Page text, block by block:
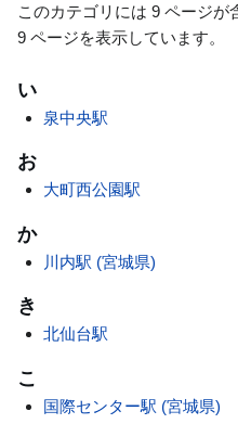
このカテゴリには 9 ページ
9 ページを表示しています。
い
泉中央駅
お
大町西公園駅
か
川内駅 (宮城県)
き
北仙台駅
こ
国際センター駅 (宮城県)